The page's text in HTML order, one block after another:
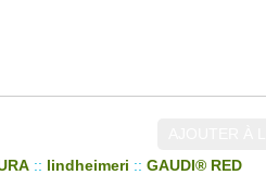
:: lindheimeri :: GAUDI® RED